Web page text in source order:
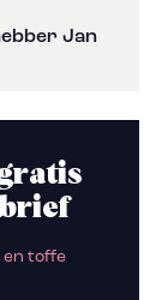
Jan
en toffe